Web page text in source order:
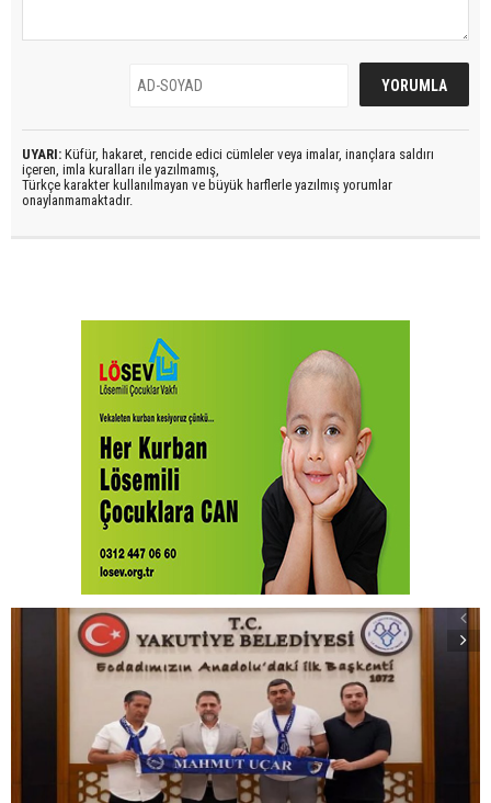
UYARI: Küfür, hakaret, rencide edici cümleler veya imalar, inançlara saldırı
içeren, imla kuralları ile yazılmamış,
Türkçe karakter kullanılmayan ve büyük harflerle yazılmış yorumlar
onaylanmamaktadır.